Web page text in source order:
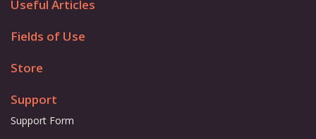
Useful Articles
Fields of Use
Store
Support
Support Form